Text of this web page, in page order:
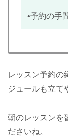
•予約の手
レッスン予約の
ジュールも立て
朝のレッスンを
ださいね。